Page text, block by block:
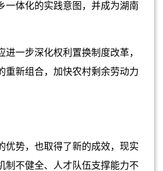
一体化的实践意图，并成为湖南
一步深化权利置换制度改革，
重新组合，加快农村剩余劳动力
势，也取得了新的成效，现实
制不健全、人才队伍支撑能力不